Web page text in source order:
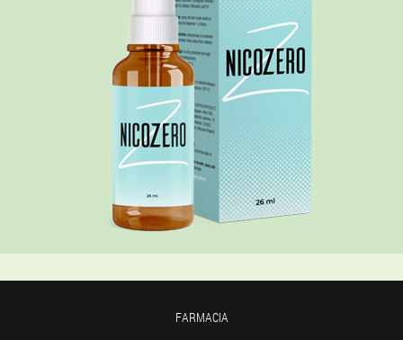
FARMACIA